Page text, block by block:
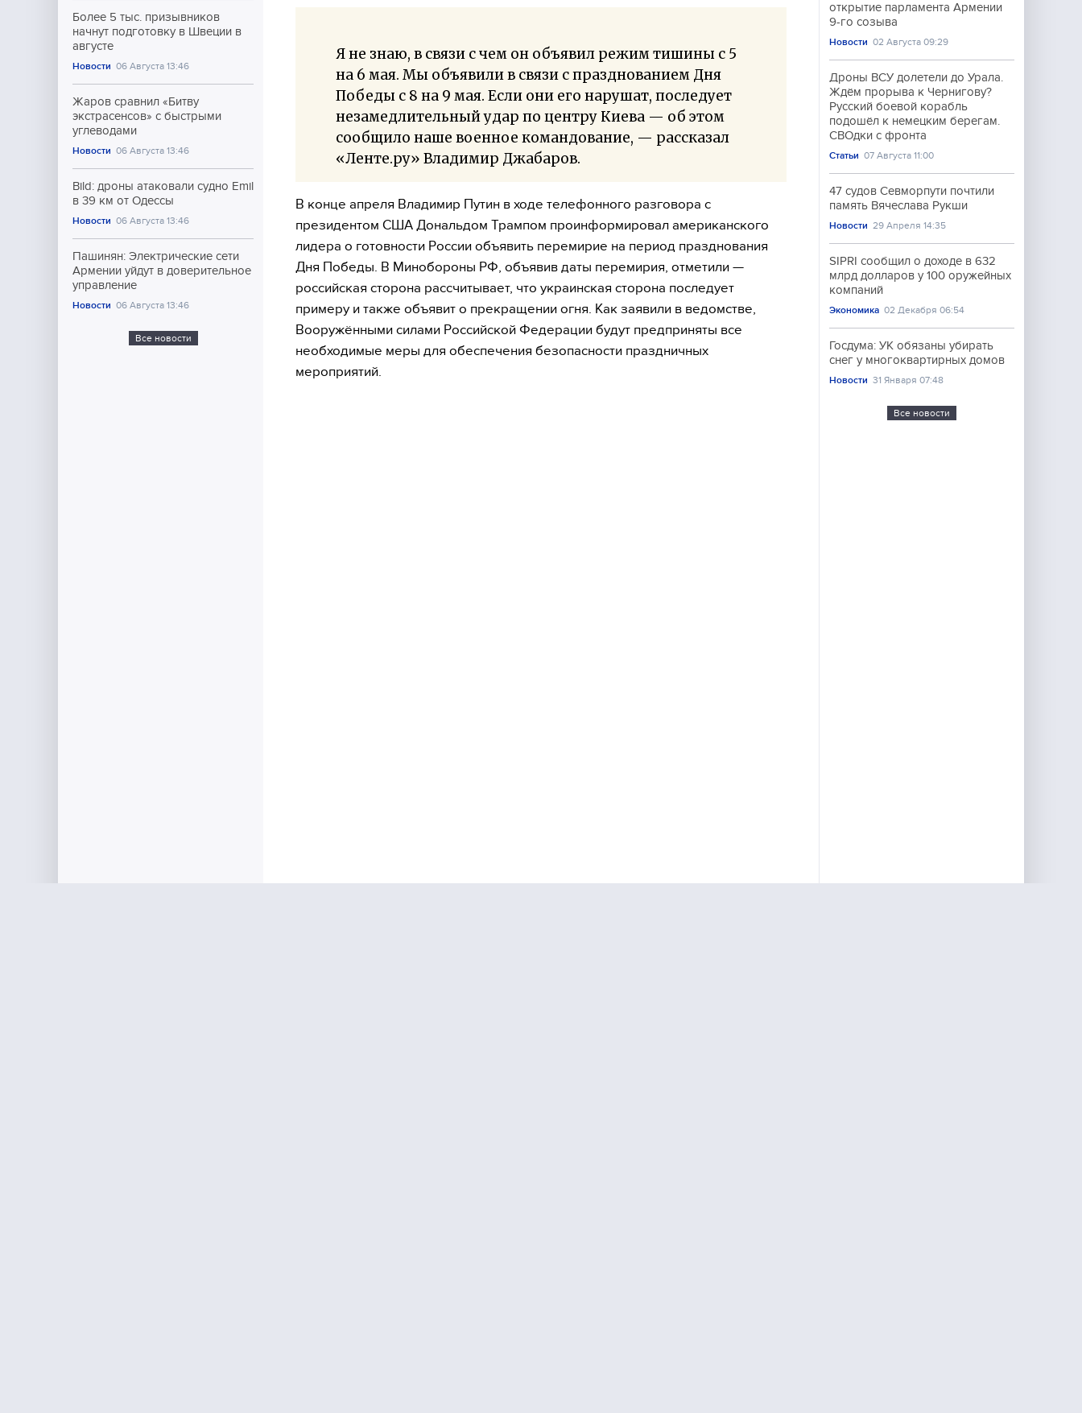
Более 5 тыс. призывников
начнут подготовку в Швеции в
августе
Новости 06 Августа 13:46
Жаров сравнил «Битву
экстрасенсов» с быстрыми
углеводами
Новости 06 Августа 13:46
Bild: дроны атаковали судно Emil
в 39 км от Одессы
Новости 06 Августа 13:46
Пашинян: Электрические сети
Армении уйдут в доверительное
управление
Новости 06 Августа 13:46
Все новости
Я не знаю, в связи с чем он объявил режим тишины с 5
на 6 мая. Мы объявили в связи с празднованием Дня
Победы с 8 на 9 мая. Если они его нарушат, последует
незамедлительный удар по центру Киева — об этом
сообщило наше военное командование, — рассказал
«Ленте.ру» Владимир Джабаров.
В конце апреля Владимир Путин в ходе телефонного разговора с
президентом США Дональдом Трампом проинформировал американского
лидера о готовности России объявить перемирие на период празднования
Дня Победы. В Минобороны РФ, объявив даты перемирия, отметили —
российская сторона рассчитывает, что украинская сторона последует
примеру и также объявит о прекращении огня. Как заявили в ведомстве,
Вооружёнными силами Российской Федерации будут предприняты все
необходимые меры для обеспечения безопасности праздничных
мероприятий.
открытие парламента Армении
9-го созыва
Новости 02 Августа 09:29
Дроны ВСУ долетели до Урала.
Ждём прорыва к Чернигову?
Русский боевой корабль
подошёл к немецким берегам.
СВОдки с фронта
Статьи 07 Августа 11:00
47 судов Севморпути почтили
память Вячеслава Рукши
Новости 29 Апреля 14:35
SIPRI сообщил о доходе в 632
млрд долларов у 100 оружейных
компаний
Экономика 02 Декабря 06:54
Госдума: УК обязаны убирать
снег у многоквартирных домов
Новости 31 Января 07:48
Все новости